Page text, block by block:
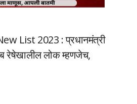
List 2023 : प्रधानमंत्री
रेषेखालील लोक म्हणजेच,